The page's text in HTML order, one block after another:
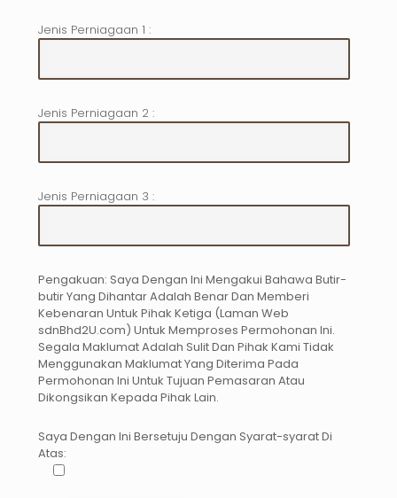
Jenis Perniagaan 1 :
Jenis Perniagaan 2 :
Jenis Perniagaan 3 :
Pengakuan: Saya Dengan Ini Mengakui Bahawa Butir-
butir Yang Dihantar Adalah Benar Dan Memberi
Kebenaran Untuk Pihak Ketiga (Laman Web
sdnBhd2U.com) Untuk Memproses Permohonan Ini.
Segala Maklumat Adalah Sulit Dan Pihak Kami Tidak
Menggunakan Maklumat Yang Diterima Pada
Permohonan Ini Untuk Tujuan Pemasaran Atau
Dikongsikan Kepada Pihak Lain.
Saya Dengan Ini Bersetuju Dengan Syarat-syarat Di
Atas: